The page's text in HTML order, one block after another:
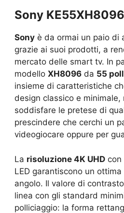
Sony
Sony è da ormai un paio di
grazie ai suoi prodotti, a
mercato delle smart tv. In
modello XH8096 da 55
insieme di caratteristiche
design classico e minimale,
soddisfare le pretese di
prescindere che cerchi un
videogiocare oppure per
La risoluzione 4K UHD con
LED garantiscono un
angolo. Il valore di
linea con gli standard
polliciaggio: la forma